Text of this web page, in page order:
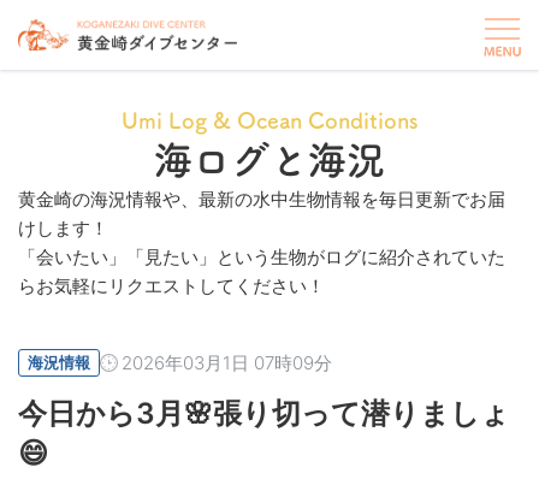
Umi Log & Ocean Conditions
海ログと海況
黄金崎の海況情報や、最新の水中生物情報を毎日更新でお届
けします！
「会いたい」「見たい」という生物がログに紹介されていた
らお気軽にリクエストしてください！
海況情報 2026年03月1日 07時09分
今日から3月🌸張り切って潜りましょ
😄